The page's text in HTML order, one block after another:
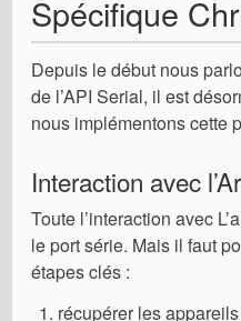
Spécifique
Depuis le début nous
de l’API Serial, il est
nous implémentons cette
Interaction avec
Toute l’interaction avec
le port série. Mais il faut
étapes clés :
récupérer les